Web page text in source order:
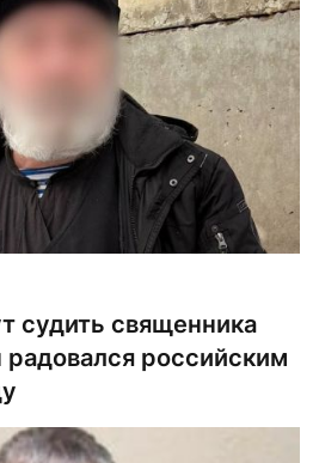
судить священника
российским